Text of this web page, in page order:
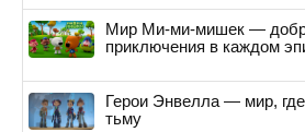
Мир Ми-ми-мишек —
приключения в каждом
Герои Энвелла — мир,
тьму